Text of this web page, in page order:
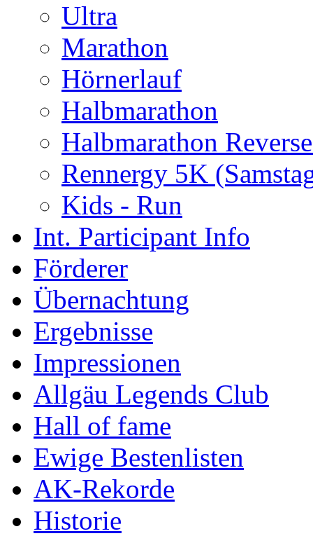
Ultra
Marathon
Hörnerlauf
Halbmarathon
Halbmarathon
Rennergy 5K
Kids - Run
Int. Participant Info
Förderer
Übernachtung
Ergebnisse
Impressionen
Allgäu Legends Club
Hall of fame
Ewige Bestenlisten
AK-Rekorde
Historie